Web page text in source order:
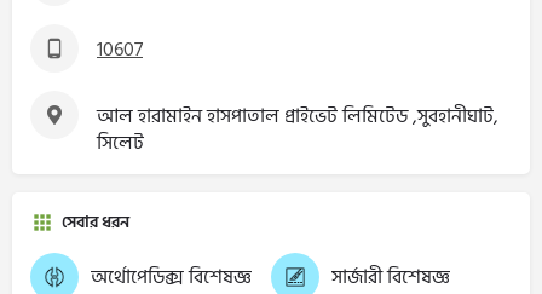
10607
আল হারামাইন হাসপাতাল প্রাইভেট লিমিটেড ,সুবহানীঘাট,
সিলেট
সেবার ধরন
অর্থোপেডিক্স বিশেষজ্ঞ সার্জারী বিশেষজ্ঞ